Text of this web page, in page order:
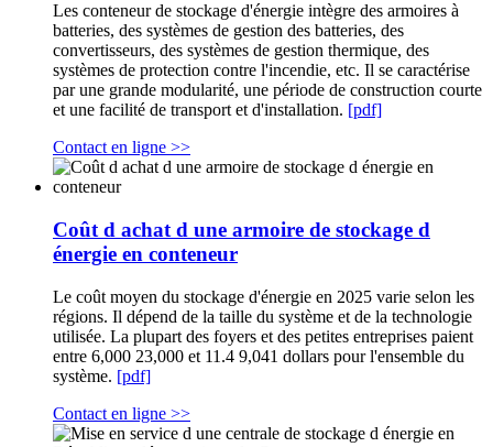
Les conteneur de stockage d'énergie intègre des armoires à
batteries, des systèmes de gestion des batteries, des
convertisseurs, des systèmes de gestion thermique, des
systèmes de protection contre l'incendie, etc. Il se caractérise
par une grande modularité, une période de construction courte
et une facilité de transport et d'installation. [pdf]
Contact en ligne >>
Coût d achat d une armoire de stockage d
énergie en conteneur
Le coût moyen du stockage d'énergie en 2025 varie selon les
régions. Il dépend de la taille du système et de la technologie
utilisée. La plupart des foyers et des petites entreprises paient
entre 6,000 23,000 et 11.4 9,041 dollars pour l'ensemble du
système. [pdf]
Contact en ligne >>